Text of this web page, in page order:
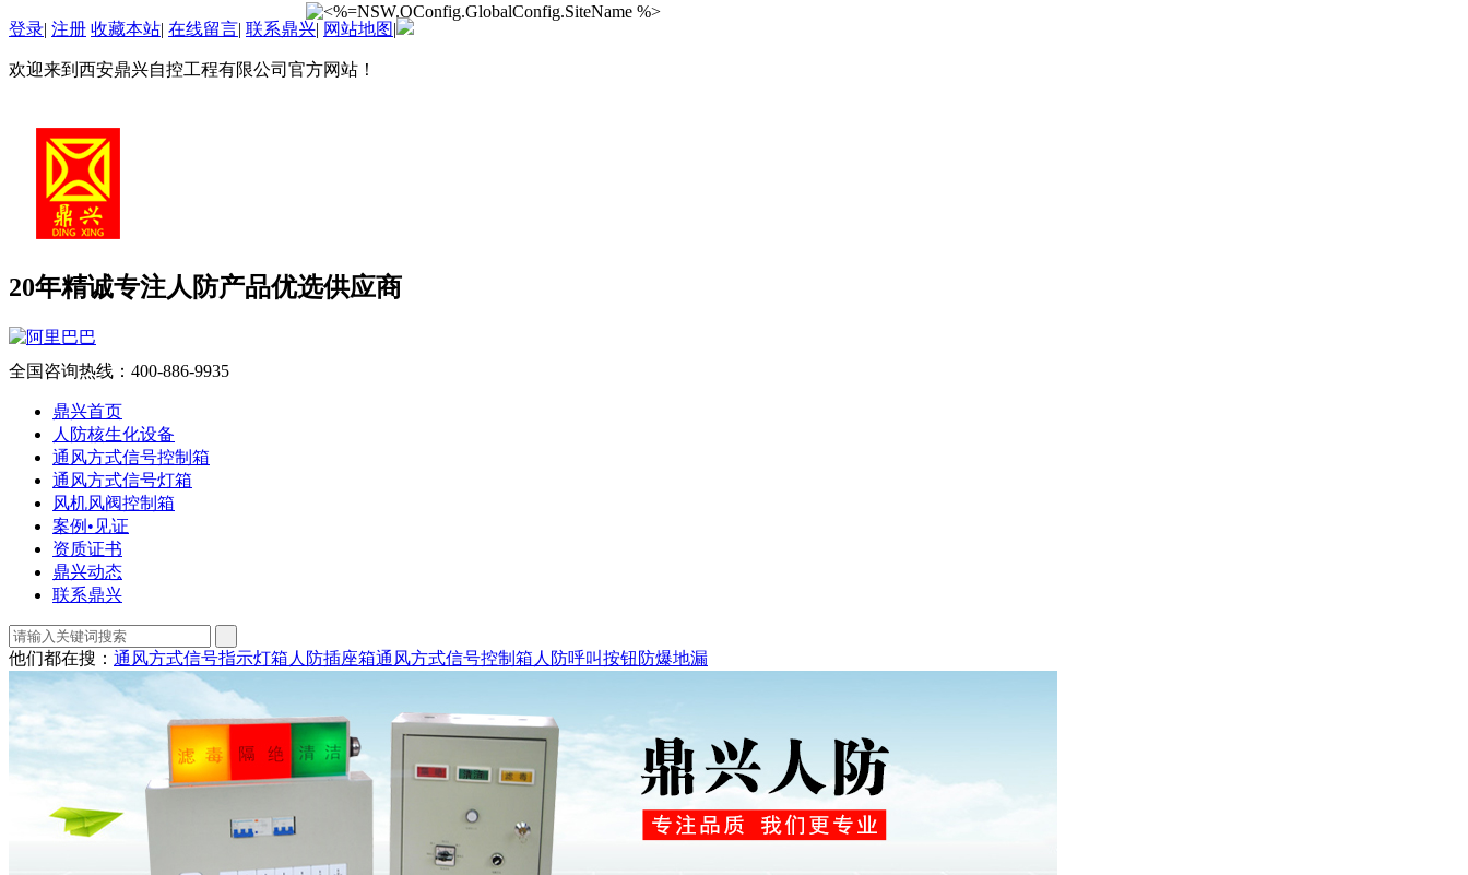
登录| 注册 收藏本站| 在线留言| 联系鼎兴| 网站地图|
欢迎来到西安鼎兴自控工程有限公司官方网站！
20年精诚专注人防产品优选供应商
全国咨询热线： 400-886-9935
鼎兴首页
人防核生化设备
通风方式信号控制箱
通风方式信号灯箱
风机风阀控制箱
案例•见证
资质证书
鼎兴动态
联系鼎兴
他们都在搜： 通风方式信号指示灯箱 人防插座箱通风方式信号控制箱 人防呼叫按钮 防爆地漏